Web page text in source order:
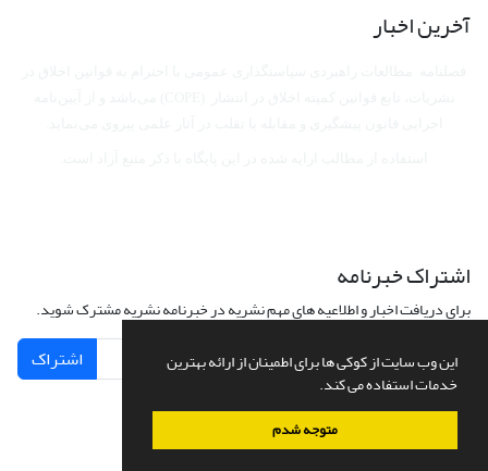
این وب سایت از کوکی ها برای اطمینان از ارائه بهترین
خدمات استفاده می کند.
متوجه شدم
آخرین اخبار
اشتراک خبرنامه
برای دریافت اخبار و اطلاعیه های مهم نشریه در خبرنامه نشریه مشترک شوید.
اشتراک
سامانه مدیریت نشریات علمی.طراحی و پیاده سازی ازسیناوب